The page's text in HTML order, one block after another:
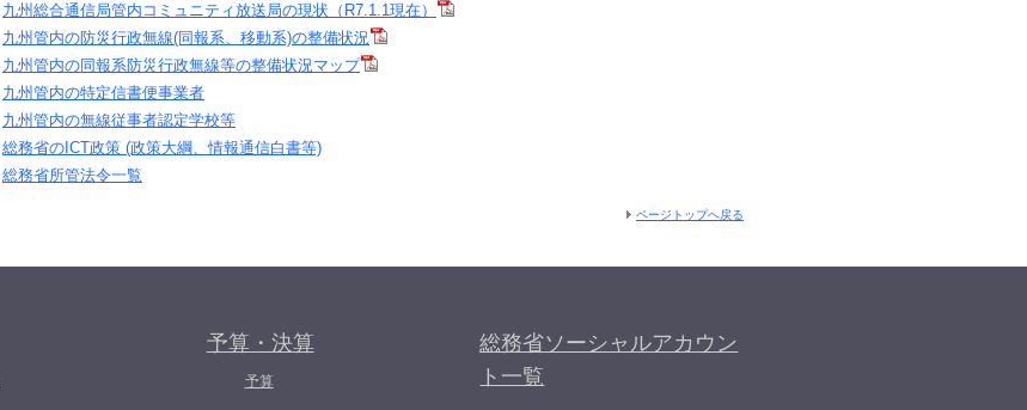
九州総合通信局管内コミュニティ放送局の現状（R7.1.1現在）
九州管内の防災行政無線(同報系、移動系)の整備状況
九州管内の同報系防災行政無線等の整備状況マップ
九州管内の特定信書便事業者
九州管内の無線従事者認定学校等
総務省のICT政策 (政策大綱、情報通信白書等)
総務省所管法令一覧
ページトップへ戻る
予算・決算
予算
総務省ソーシャルアカウン
ト一覧